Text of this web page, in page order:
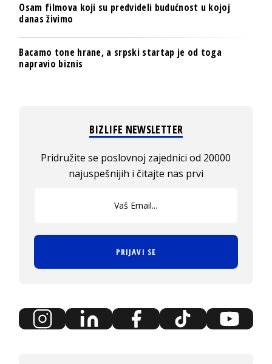
Osam filmova koji su predvideli budućnost u kojoj
danas živimo
Bacamo tone hrane, a srpski startap je od toga
napravio biznis
BIZLIFE NEWSLETTER
Pridružite se poslovnoj zajednici od 20000
najuspešnijih i čitajte nas prvi
PRIJAVI SE